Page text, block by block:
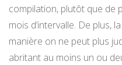
compilation, plutôt que de
mois d’intervalle. De plus,
manière on ne peut plus
abritant au moins un ou